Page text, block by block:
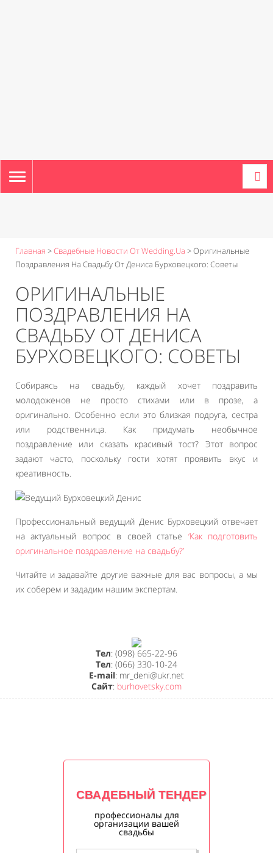
TOGGLE
NAVIGATION
Главная >Свадебные Новости От Wedding.ua >Оригинальные
Поздравления На Свадьбу От Дениса Бурховецкого: Советы
ОРИГИНАЛЬНЫЕ
ПОЗДРАВЛЕНИЯ НА
СВАДЬБУ ОТ ДЕНИСА
БУРХОВЕЦКОГО: СОВЕТЫ
Собираясь на свадьбу, каждый хочет поздравить
молодоженов не просто стихами или в прозе, а
оригинально. Особенно если это близкая подруга, сестра
или родственница. Как придумать необычное
поздравление или сказать красивый тост? Этот вопрос
задают часто, поскольку гости хотят проявить вкус и
креативность.
Профессиональный ведущий Денис Бурховецкий отвечает
на актуальный вопрос в своей статье ‘Как подготовить
оригинальное поздравление на свадьбу?’
Читайте и задавайте другие важные для вас вопросы, а мы
их соберем и зададим нашим экспертам.
Тел: (098) 665-22-96
Тел: (066) 330-10-24
E-mail: mr_deni@ukr.net
Сайт: burhovetsky.com
СВАДЕБНЫЙ ТЕНДЕР
профессионалы для
организации вашей
свадьбы